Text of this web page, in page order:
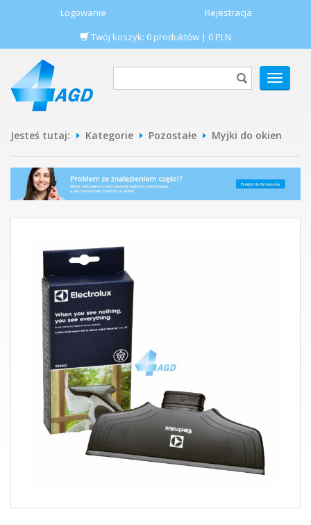
Logowanie
Rejestracja
Twój koszyk: 0 produktów | 0 PLN
POKAŻ
MENU
Jesteś tutaj: Kategorie Pozostałe Myjki do okien